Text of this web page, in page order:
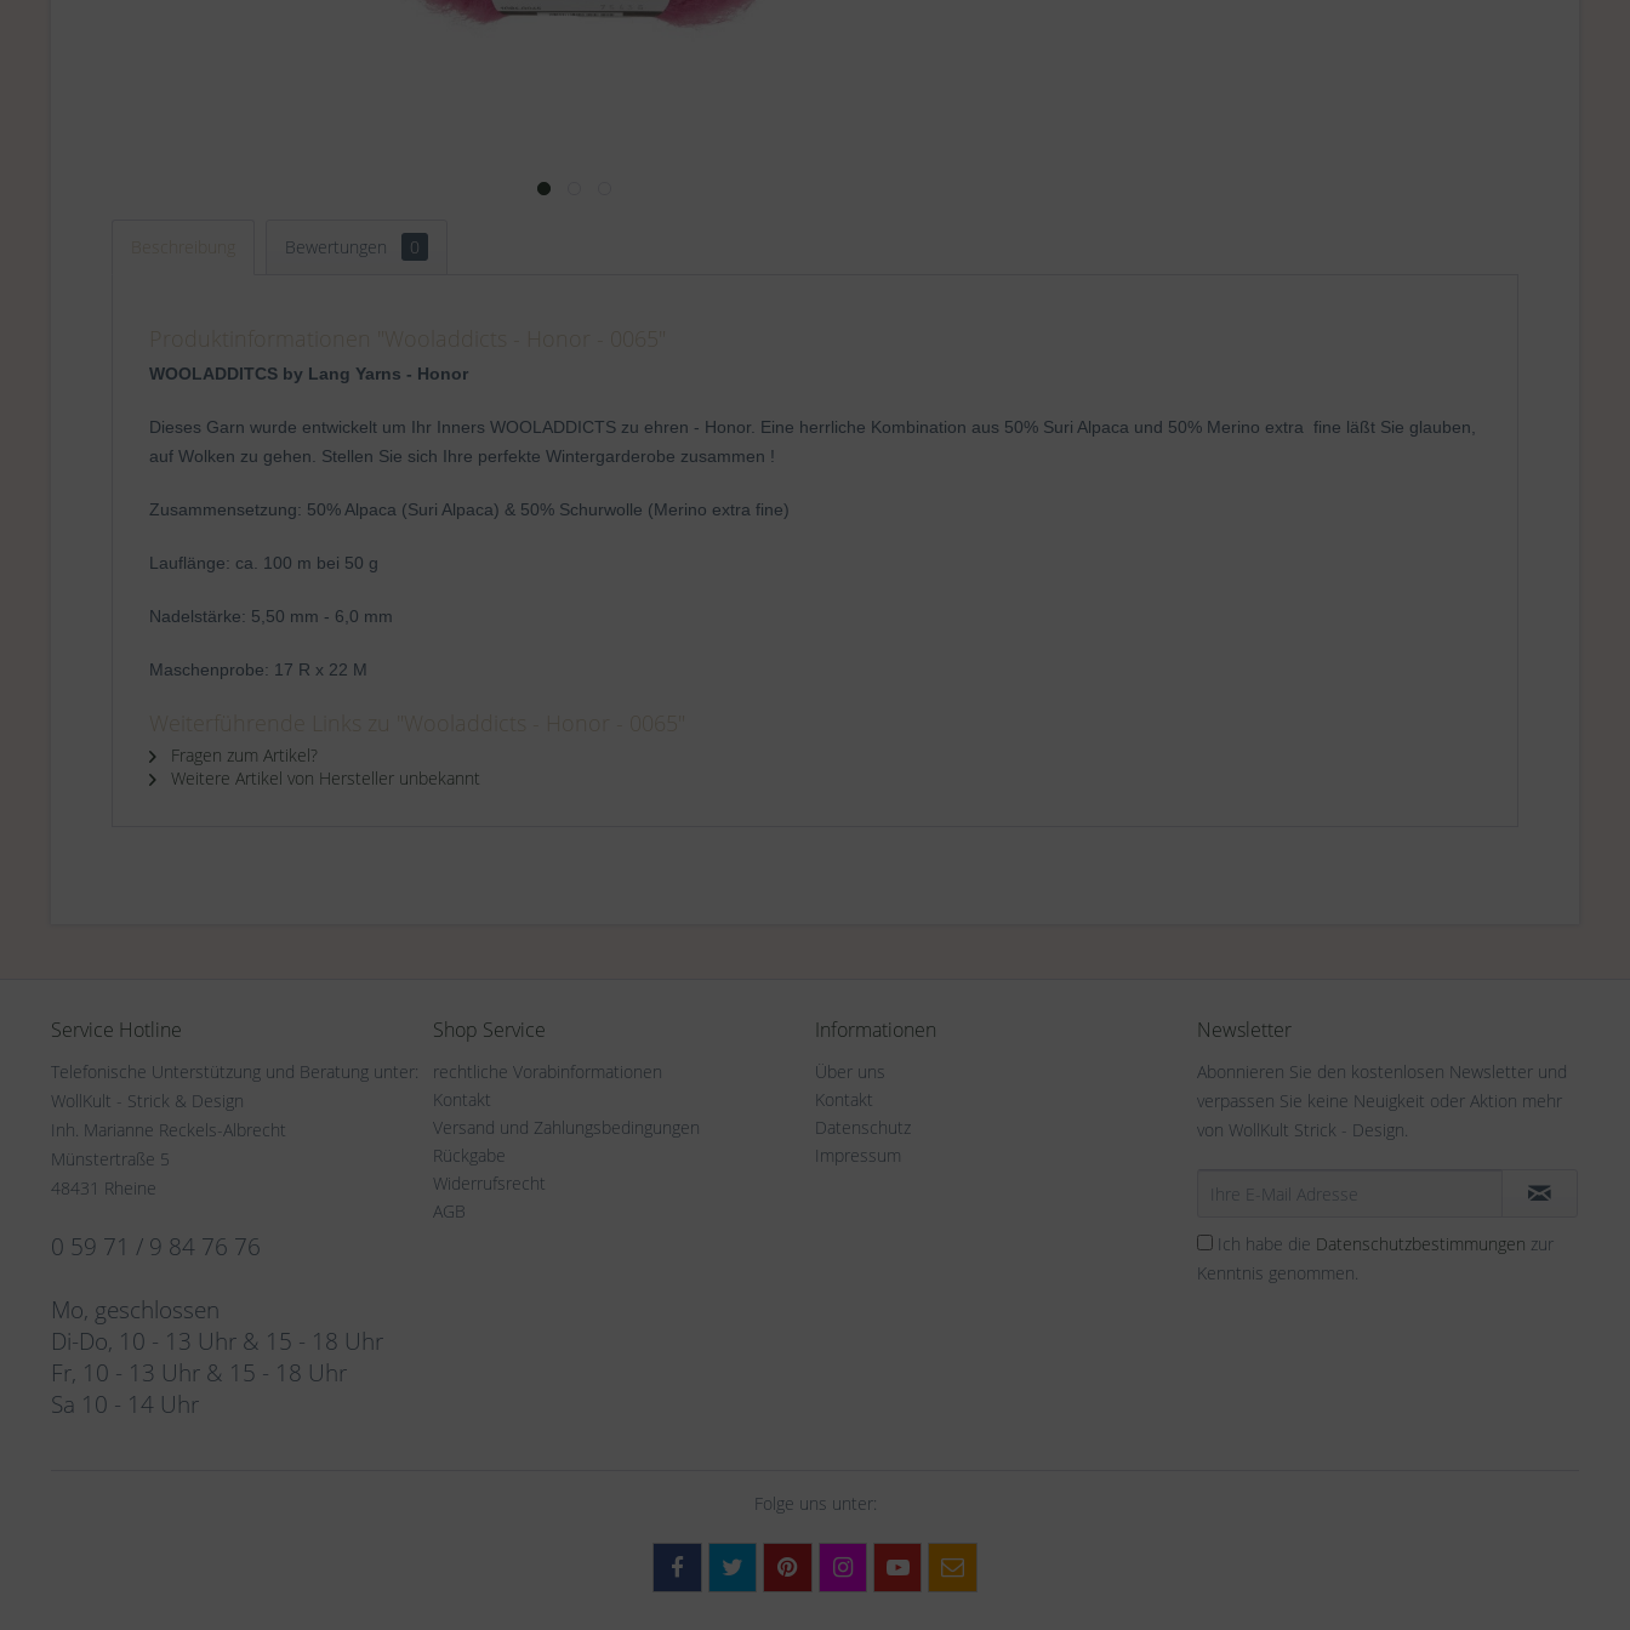
Bewertungen 0
WOOLADDITCS by Lang Yarns - Honor
Dieses Garn wurde entwickelt um Ihr Inners WOOLADDICTS zu ehren - Honor. Eine herrliche Kombination aus 50% Suri Alpaca und 50% Merino extra fine läßt Sie glauben,
auf Wolken zu gehen. Stellen Sie sich Ihre perfekte Wintergarderobe zusammen !
Zusammensetzung: 50% Alpaca (Suri Alpaca) & 50% Schurwolle (Merino extra fine)
Lauflänge: ca. 100 m bei 50 g
Nadelstärke: 5,50 mm - 6,0 mm
Maschenprobe: 17 R x 22 M
Fragen zum Artikel?
Weitere Artikel von Hersteller unbekannt
Service Hotline
Telefonische Unterstützung und Beratung unter:
WollKult - Strick & Design
Inh. Marianne Reckels-Albrecht
Münstertraße 5
48431 Rheine
0 59 71 / 9 84 76 76
Mo, geschlossen
Di-Do, 10 - 13 Uhr & 15 - 18 Uhr
Fr, 10 - 13 Uhr & 15 - 18 Uhr
Sa 10 - 14 Uhr
Shop Service
rechtliche Vorabinformationen
Kontakt
Versand und Zahlungsbedingungen
Rückgabe
Widerrufsrecht
AGB
Informationen
Über uns
Kontakt
Datenschutz
Impressum
Newsletter
Abonnieren Sie den kostenlosen Newsletter und
verpassen Sie keine Neuigkeit oder Aktion mehr
von WollKult Strick - Design.
Ich habe die Datenschutzbestimmungen zur
Kenntnis genommen.
Folge uns unter: